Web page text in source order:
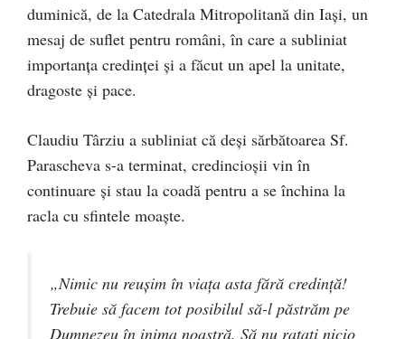
duminică, de la Catedrala Mitropolitană din Iași, un
mesaj de suflet pentru români, în care a subliniat
importanța credinței și a făcut un apel la unitate,
dragoste și pace.
Claudiu Târziu a subliniat că deși sărbătoarea Sf.
Parascheva s-a terminat, credincioșii vin în
continuare și stau la coadă pentru a se închina la
racla cu sfintele moaște.
„Nimic nu reușim în viața asta fără credință!
Trebuie să facem tot posibilul să-l păstrăm pe
Dumnezeu în inima noastră. Să nu ratați nicio